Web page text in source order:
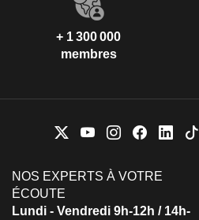
+ 1 300 000
membres
NOS EXPERTS À VOTRE
ÉCOUTE
Lundi - Vendredi 9h-12h / 14h-